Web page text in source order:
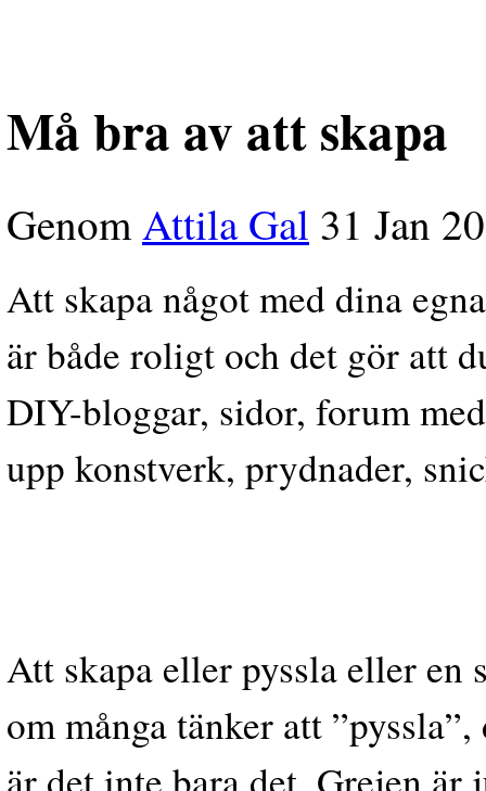
Må bra av att skapa
GenomAttila Gal 31 Jan
Att skapa något med dina
är både roligt och det gör att
DIY-bloggar, sidor, forum
upp konstverk, prydnader,
Att skapa eller pyssla eller en
om många tänker att
är det inte bara det. Grejen är